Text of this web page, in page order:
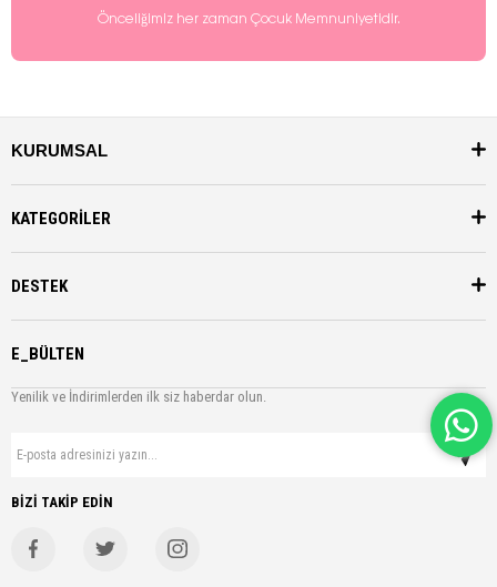
Önceliğimiz her zaman Çocuk Memnuniyetidir.
KURUMSAL
KATEGORİLER
DESTEK
E_BÜLTEN
Yenilik ve İndirimlerden ilk siz haberdar olun.
BİZİ TAKİP EDİN